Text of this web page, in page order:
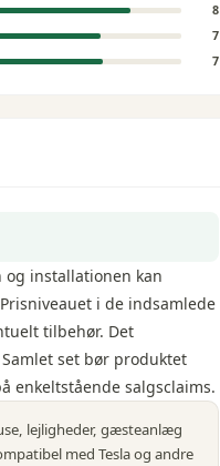
8
7
7
og installationen kan
i de indsamlede
tilbehør. Det
set bør produktet
enkeltstående salgsclaims.
lejligheder, gæsteanlæg
med Tesla og andre